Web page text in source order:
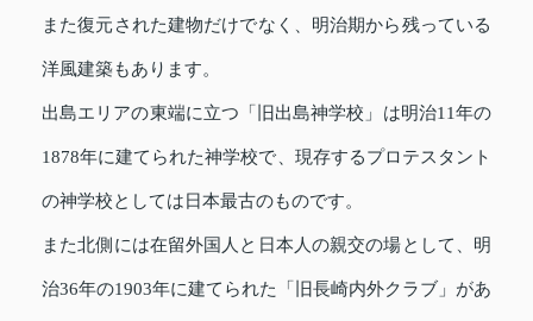
また復元された建物だけでなく、明治期から残っている
洋風建築もあります。
出島エリアの東端に立つ「旧出島神学校」は明治11年の
1878年に建てられた神学校で、現存するプロテスタント
の神学校としては日本最古のものです。
また北側には在留外国人と日本人の親交の場として、明
治36年の1903年に建てられた「旧長崎内外クラブ」があ